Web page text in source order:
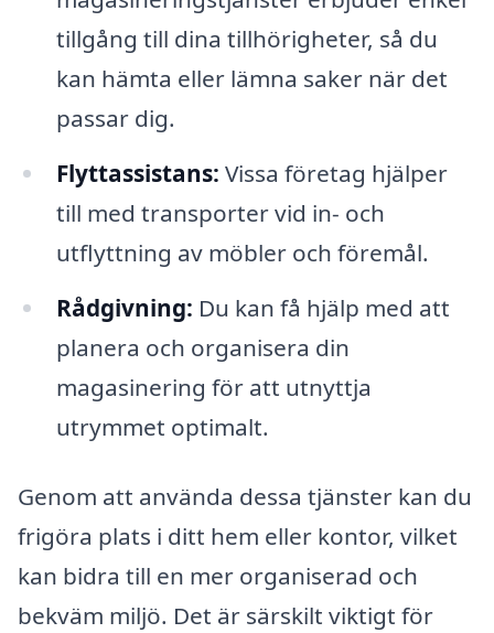
tillgång till dina tillhörigheter, så du
kan hämta eller lämna saker när det
passar dig.
Flyttassistans: Vissa företag hjälper
till med transporter vid in- och
utflyttning av möbler och föremål.
Rådgivning: Du kan få hjälp med att
planera och organisera din
magasinering för att utnyttja
utrymmet optimalt.
Genom att använda dessa tjänster kan du
frigöra plats i ditt hem eller kontor, vilket
kan bidra till en mer organiserad och
bekväm miljö. Det är särskilt viktigt för